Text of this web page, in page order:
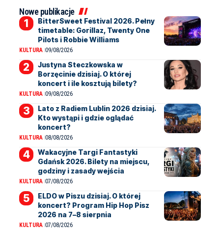
Nowe publikacje
BitterSweet Festival 2026. Pełny
timetable: Gorillaz, Twenty One
Pilots i Robbie Williams
KULTURA 09/08/2026
Justyna Steczkowska w
Borzęcinie dzisiaj. O której
koncert i ile kosztują bilety?
KULTURA 09/08/2026
Lato z Radiem Lublin 2026 dzisiaj.
Kto wystąpi i gdzie oglądać
koncert?
KULTURA 08/08/2026
Wakacyjne Targi Fantastyki
Gdańsk 2026. Bilety na miejscu,
godziny i zasady wejścia
KULTURA 07/08/2026
ELDO w Piszu dzisiaj. O której
koncert? Program Hip Hop Pisz
2026 na 7–8 sierpnia
KULTURA 07/08/2026